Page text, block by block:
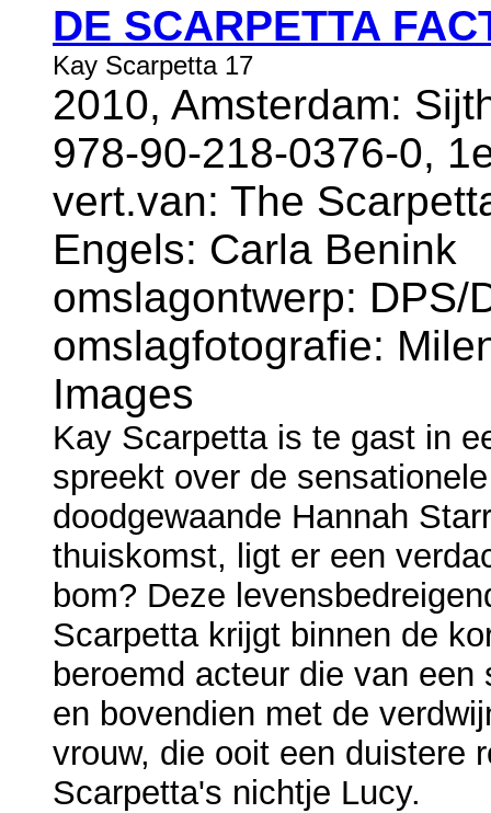
DE SCARPETTA
Kay Scarpetta 17
2010, Amsterdam:
978-90-218-0376-0,
vert.van: The
Engels: Carla Benink
omslagontwerp: DPS/
omslagfotografie:
Images
Kay Scarpetta is te gast in
spreekt over de
doodgewaande Hannah
thuiskomst, ligt er een
bom? Deze
Scarpetta krijgt binnen de
beroemd acteur die van
en bovendien met de
vrouw, die ooit een duistere
Scarpetta's nichtje Lucy.